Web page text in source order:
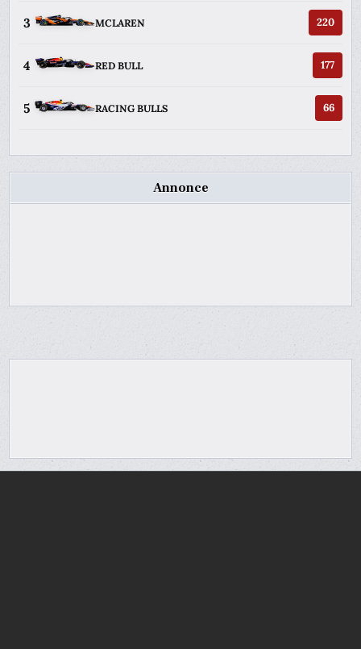
3 MCLAREN 220
4 RED BULL 177
5 RACING BULLS 66
Annonce